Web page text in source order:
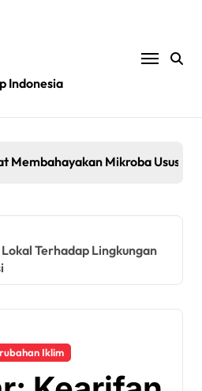
Indonesia
Membahayakan Mikroba Usus
kembali studi tentang
pasokan global yang tidak
Menentang Persetujuan Beras
Terhadap Lingkungan
Iklim